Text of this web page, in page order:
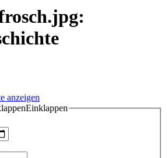
anzeigen
Einklappen